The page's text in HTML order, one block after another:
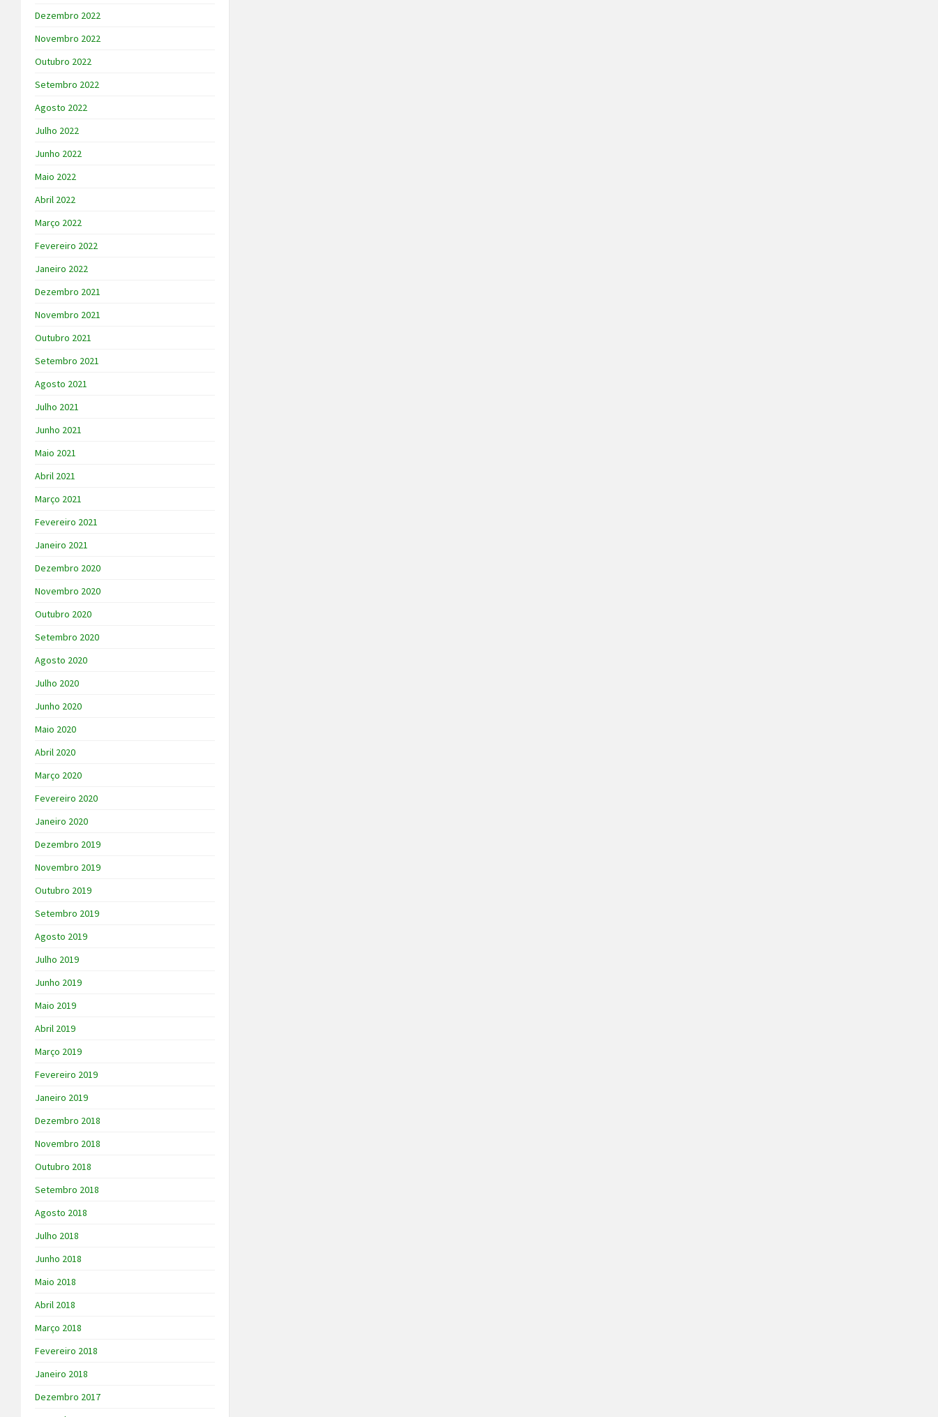
Dezembro 2022
Novembro 2022
Outubro 2022
Setembro 2022
Agosto 2022
Julho 2022
Junho 2022
Maio 2022
Abril 2022
Março 2022
Fevereiro 2022
Janeiro 2022
Dezembro 2021
Novembro 2021
Outubro 2021
Setembro 2021
Agosto 2021
Julho 2021
Junho 2021
Maio 2021
Abril 2021
Março 2021
Fevereiro 2021
Janeiro 2021
Dezembro 2020
Novembro 2020
Outubro 2020
Setembro 2020
Agosto 2020
Julho 2020
Junho 2020
Maio 2020
Abril 2020
Março 2020
Fevereiro 2020
Janeiro 2020
Dezembro 2019
Novembro 2019
Outubro 2019
Setembro 2019
Agosto 2019
Julho 2019
Junho 2019
Maio 2019
Abril 2019
Março 2019
Fevereiro 2019
Janeiro 2019
Dezembro 2018
Novembro 2018
Outubro 2018
Setembro 2018
Agosto 2018
Julho 2018
Junho 2018
Maio 2018
Abril 2018
Março 2018
Fevereiro 2018
Janeiro 2018
Dezembro 2017